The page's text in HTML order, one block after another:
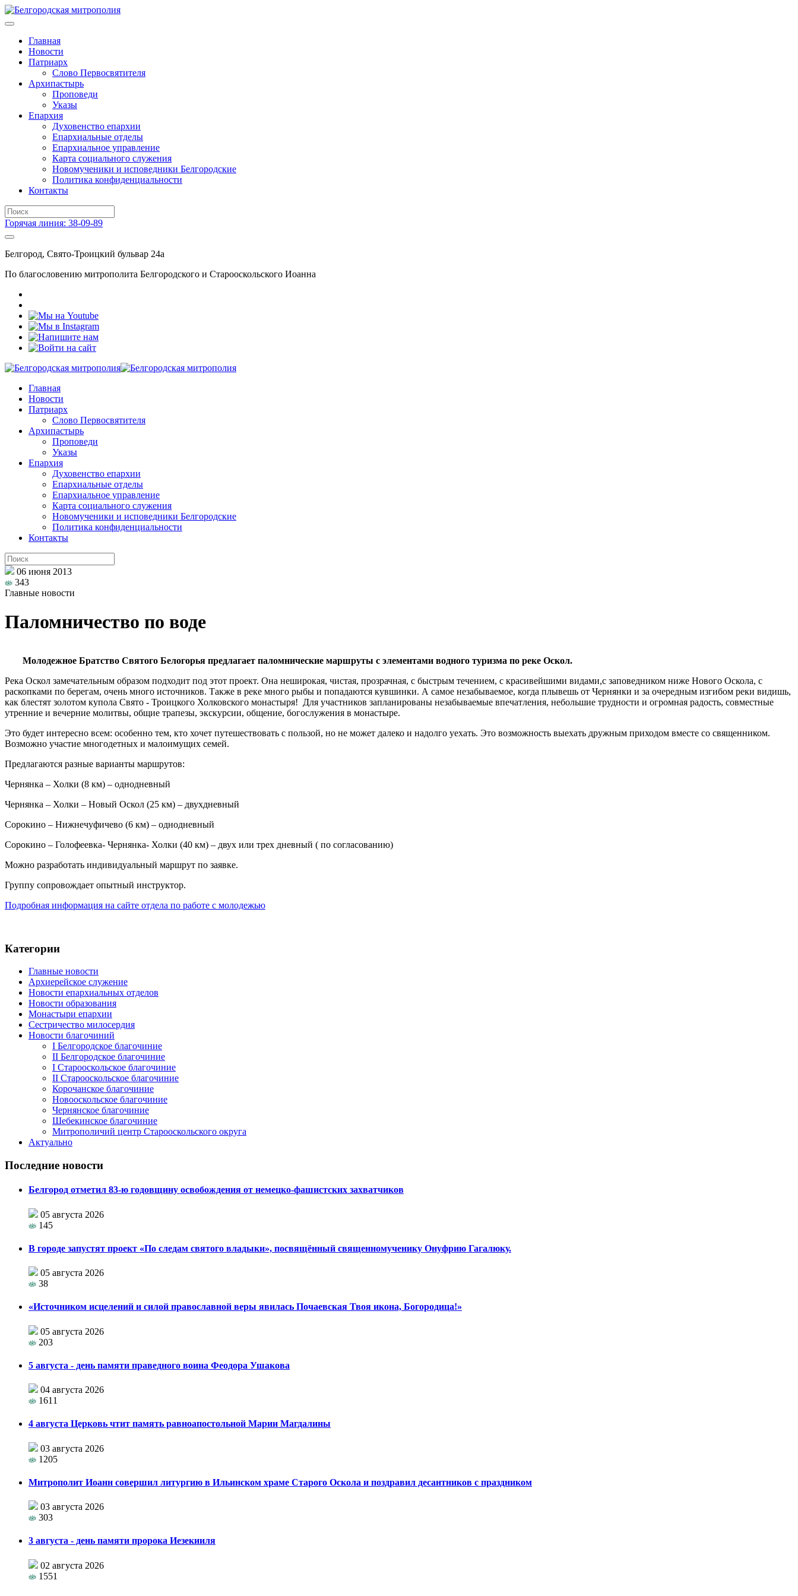
Главная
Новости
Патриарх
Слово Первосвятителя
Архипастырь
Проповеди
Указы
Епархия
Духовенство епархии
Епархиальные отделы
Епархиальное управление
Карта социального служения
Новомученики и исповедники Белгородские
Политика конфиденциальности
Контакты
Горячая линия: 38-09-89
Белгород, Свято-Троицкий бульвар 24а
По благословению митрополита Белгородского и Старооскольского Иоанна
Главная
Новости
Патриарх
Слово Первосвятителя
Архипастырь
Проповеди
Указы
Епархия
Духовенство епархии
Епархиальные отделы
Епархиальное управление
Карта социального служения
Новомученики и исповедники Белгородские
Политика конфиденциальности
Контакты
06 июня 2013
343
Главные новости
Паломничество по воде
Молодежное Братство Святого Белогорья предлагает паломнические маршруты с элементами водного туризма по реке Оскол.
Река Оскол замечательным образом подходит под этот проект. Она неширокая, чистая, прозрачная, с быстрым течением, с красивейшими видами,с заповедником ниже Нового Оскола, с
раскопками по берегам, очень много источников. Также в реке много рыбы и попадаются кувшинки. А самое незабываемое, когда плывешь от Чернянки и за очередным изгибом реки видишь,
как блестят золотом купола Свято - Троицкого Холковского монастыря! Для участников запланированы незабываемые впечатления, небольшие трудности и огромная радость, совместные
утренние и вечерние молитвы, общие трапезы, экскурсии, общение, богослужения в монастыре.
Это будет интересно всем: особенно тем, кто хочет путешествовать с пользой, но не может далеко и надолго уехать. Это возможность выехать дружным приходом вместе со священником.
Возможно участие многодетных и малоимущих семей.
Предлагаются разные варианты маршрутов:
Чернянка – Холки (8 км) – однодневный
Чернянка – Холки – Новый Оскол (25 км) – двухдневный
Сорокино – Нижнечуфичево (6 км) – однодневный
Сорокино – Голофеевка- Чернянка- Холки (40 км) – двух или трех дневный ( по согласованию)
Можно разработать индивидуальный маршрут по заявке.
Группу сопровождает опытный инструктор.
Подробная информация на сайте отдела по работе с молодежью
Категории
Главные новости
Архиерейское служение
Новости епархиальных отделов
Новости образования
Монастыри епархии
Сестричество милосердия
Новости благочиний
I Белгородское благочиние
II Белгородское благочиние
I Старооскольское благочиние
II Старооскольское благочиние
Корочанское благочиние
Новооскольское благочиние
Чернянское благочиние
Шебекинское благочиние
Митрополичий центр Старооскольского округа
Актуально
Последние новости
Белгород отметил 83-ю годовщину освобождения от немецко-фашистских захватчиков
05 августа 2026
145
В городе запустят проект «По следам святого владыки», посвящённый священномученику Онуфрию Гагалюку.
05 августа 2026
38
«Источником исцелений и силой православной веры явилась Почаевская Твоя икона, Богородица!»
05 августа 2026
203
5 августа - день памяти праведного воина Феодора Ушакова
04 августа 2026
1611
4 августа Церковь чтит память равноапостольной Марии Магдалины
03 августа 2026
1205
Митрополит Иоанн совершил литургию в Ильинском храме Старого Оскола и поздравил десантников с праздником
03 августа 2026
303
3 августа - день памяти пророка Иезекииля
02 августа 2026
1551